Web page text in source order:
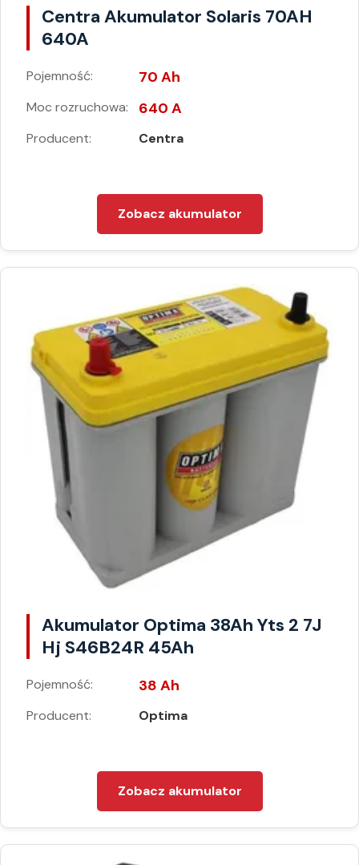
Centra Akumulator Solaris 70AH
640A
Pojemność: 70 Ah
Moc rozruchowa: 640 A
Producent: Centra
Zobacz akumulator
Akumulator Optima 38Ah Yts 2 7J
Hj S46B24R 45Ah
Pojemność: 38 Ah
Producent: Optima
Zobacz akumulator